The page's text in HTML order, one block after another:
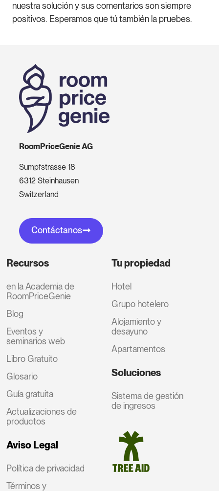
nuestra solución y sus comentarios son siempre
positivos. Esperamos que tú también la pruebes.
RoomPriceGenie AG
Sumpfstrasse 18
6312 Steinhausen
Switzerland
Contáctanos
Recursos
en la Academia de
RoomPriceGenie
Blog
Eventos y
seminarios web
Libro Gratuito
Glosario
Guía gratuita
Actualizaciones de
productos
Aviso Legal
Política de privacidad
Términos y
Tu propiedad
Hotel
Grupo hotelero
Alojamiento y
desayuno
Apartamentos
Soluciones
Sistema de gestión
de ingresos